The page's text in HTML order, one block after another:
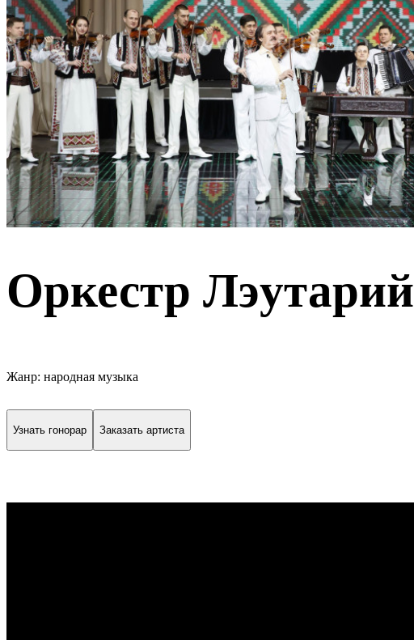
Оркестр Лэутарий
Жанр: народная музыка
Узнать гонорар Заказать артиста